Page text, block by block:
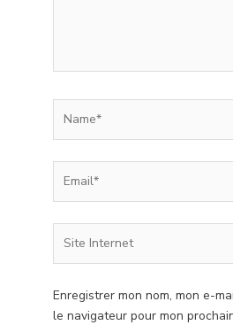
Internet
Enregistrer mon nom, mon e-
le navigateur pour mon